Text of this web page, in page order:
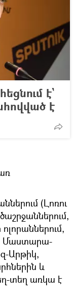
է`
է
(Լոռու
Մաստարա-
Արթիկ,
և
տեղ առկա է